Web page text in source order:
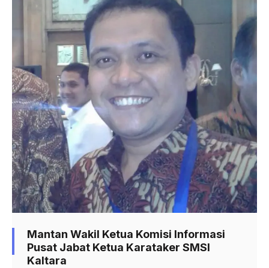
Mantan Wakil Ketua Komisi Informasi
Pusat Jabat Ketua Karataker SMSI
Kaltara